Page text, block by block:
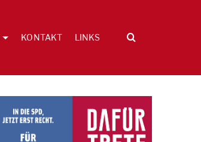
KONTAKT LINKS